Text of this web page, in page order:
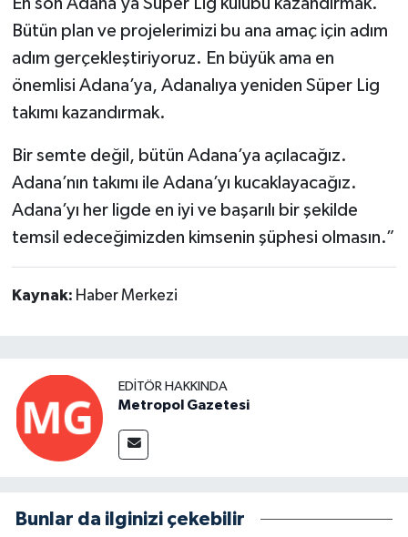
Bütün plan ve projelerimizi bu ana amaç için adım
adım gerçekleştiriyoruz. En büyük ama en
önemlisi Adana’ya, Adanalıya yeniden Süper Lig
takımı kazandırmak.
Bir semte değil, bütün Adana’ya açılacağız.
Adana’nın takımı ile Adana’yı kucaklayacağız.
Adana’yı her ligde en iyi ve başarılı bir şekilde
temsil edeceğimizden kimsenin şüphesi olmasın.”
Kaynak: Haber Merkezi
EDITÖR HAKKINDA
Metropol Gazetesi
Bunlar da ilginizi çekebilir